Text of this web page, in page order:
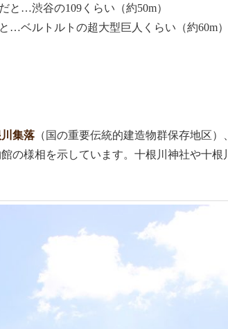
と…渋谷の109くらい（約50m）
…ベルトルトの超大型巨人くらい（約60m）
集落 （国の重要伝統的建造物群保存地区）
の様相を示しています。十根川神社や十根